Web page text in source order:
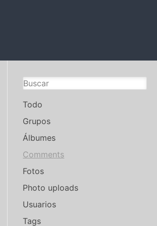
Todo
Grupos
Álbumes
Comments
Fotos
Photo uploads
Usuarios
Tags